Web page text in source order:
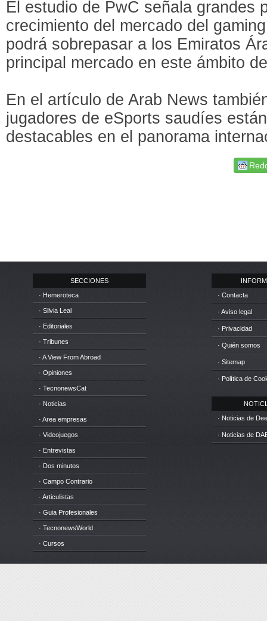
El estudio de PwC señala grandes
crecimiento del mercado del
podrá sobrepasar a los Emiratos
principal mercado en este ámbito
En el artículo de Arab News
jugadores de eSports saudíes
destacables en el panorama
SECCIONES
· Hemeroteca
· Silvia Leal
· Editoriales
· Tribunes
· A View From Abroad
· Opiniones
· TecnonewsCat
· Noticias
· Area empresas
· Videojuegos
· Entrevistas
· Dos minutos
· Campo Contrario
· Articulistas
· Guia Profesionales
· TecnonewsWorld
· Cursos
· Contacta
· Aviso legal
· Privacidad
· Quién somos
· Sitemap
· Política de
· Noticias de
· Noticias de